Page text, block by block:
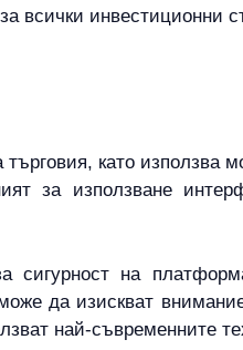
всички инвестиционни
като използва
за използване
сигурност на
да изискват
най-съвременните